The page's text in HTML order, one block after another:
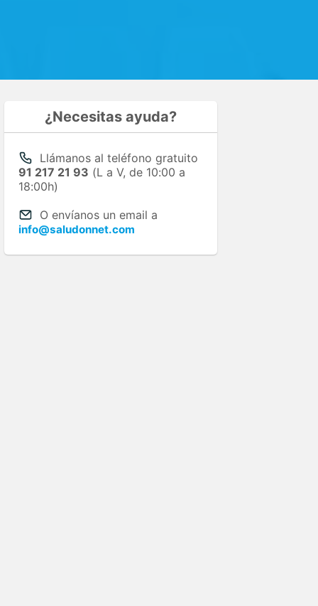
¿Necesitas ayuda?
Llámanos al teléfono gratuito
91 217 21 93 (L a V, de 10:00 a
18:00h)
O envíanos un email a
info@saludonnet.com